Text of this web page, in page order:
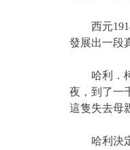
西元1914
發展出一段
哈利．柯
夜，到了一
這隻失去母
哈利決定